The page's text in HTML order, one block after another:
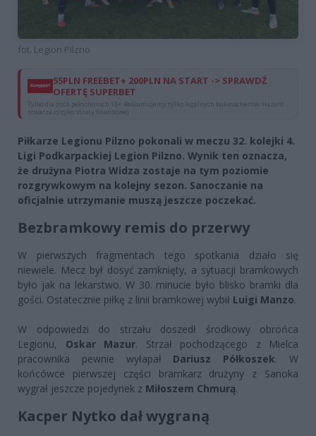
fot. Legion Pilzno
55PLN FREEBET+ 200PLN NA START -> SPRAWDŹ
OFERTĘ SUPERBET
Tylko dla osób pełnoletnich 18+. Reklamujemy tylko legalnych bukmacherów. Hazard
stwarza ryzyko straty finansowej.
Piłkarze Legionu Pilzno pokonali w meczu 32. kolejki 4.
Ligi Podkarpackiej Legion Pilzno. Wynik ten oznacza,
że drużyna Piotra Widza zostaje na tym poziomie
rozgrywkowym na kolejny sezon. Sanoczanie na
oficjalnie utrzymanie muszą jeszcze poczekać.
Bezbramkowy remis do przerwy
W pierwszych fragmentach tego spotkania działo się
niewiele. Mecz był dosyć zamknięty, a sytuacji bramkowych
było jak na lekarstwo. W 30. minucie było blisko bramki dla
gości. Ostatecznie piłkę z linii bramkowej wybił Luigi Manzo.
W odpowiedzi do strzału doszedł środkowy obrońca
Legionu, Oskar Mazur. Strzał pochodzącego z Mielca
pracownika pewnie wyłapał Dariusz Półkoszek. W
końcówce pierwszej części bramkarz drużyny z Sanoka
wygrał jeszcze pojedynek z Miłoszem Chmurą.
Kacper Nytko dał wygraną